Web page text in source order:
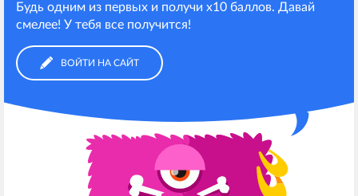
Будь одним из первых и получи х10 баллов. Давай
смелее! У тебя все получится!
ВОЙТИ НА САЙТ